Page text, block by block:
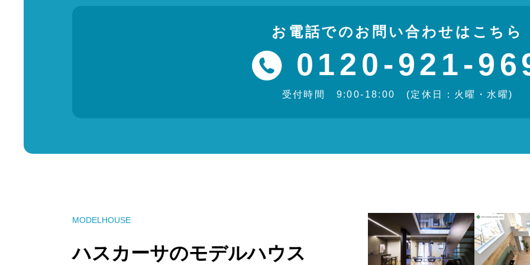
お電話でのお問い合わせはこちら
0120-921-
受付時間 9:00-18:00 (定休日：火曜・水曜)
MODELHOUSE
ハスカーサのモデルハウス